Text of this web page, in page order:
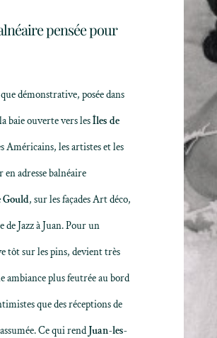
pensée pour
démonstrative, posée dans
baie ouverte vers lesÎles de
Américains, les artistes et les
adresse balnéaire
Gould, sur les façades Art déco,
de Jazz à Juan. Pour un
tôt sur les pins, devient très
ambiance plus feutrée au bord
que des réceptions de
Ce qui rend Juan-les-